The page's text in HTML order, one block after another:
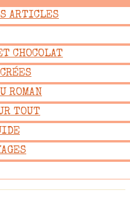
ARTICLES
CHOCOLAT
ROMAN
TOUT